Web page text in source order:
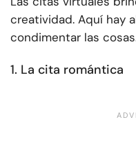
creatividad. Aquí hay
condimentar las
1. La cita romántica